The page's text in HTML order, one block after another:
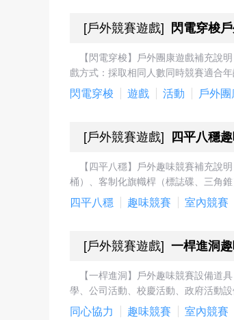
[戶外競賽遊戲] 閃電穿梭
【閃電穿梭】戶外團康遊戲補充說
戲方式：採取相同人數同時競賽適合
閃電穿梭 遊戲 活動 戶外團
[戶外競賽遊戲] 四平八穩
【四平八穩】戶外趣味競賽補充說
桶）、客制化旗幟桿（標誌碟、三角
四平八穩 趣味競賽 室內競賽
[戶外競賽遊戲] 一桿進洞
【一桿進洞】戶外趣味競賽設備道
學、公司活動、校慶活動、政府活動
同心協力 趣味競賽 室內競賽